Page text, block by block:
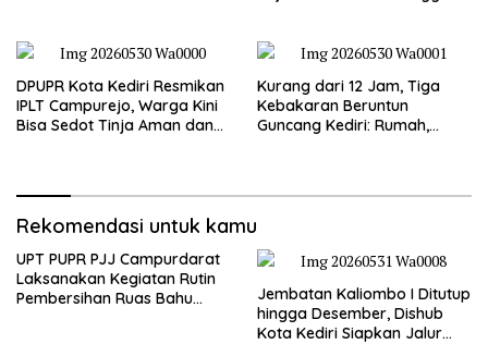
DPUPR Kota Kediri Resmikan
IPLT Campurejo, Warga Kini
Bisa Sedot Tinja Aman dan
Kurang dari 12 Jam, Tiga
Kebakaran Beruntun
Guncang Kediri: Rumah,
Rekomendasi untuk kamu
UPT PUPR PJJ Campurdarat
Laksanakan Kegiatan Rutin
Pembersihan Ruas Bahu
Jembatan Kaliombo I Ditutup
hingga Desember, Dishub
Kota Kediri Siapkan Jalur